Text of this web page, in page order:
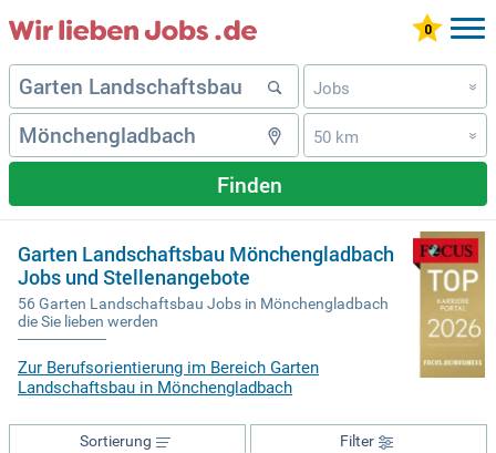
Jobs »
50 km »
Finden
Garten Landschaftsbau Mönchengladbach
Jobs und Stellenangebote
56 Garten Landschaftsbau Jobs in Mönchengladbach
die Sie lieben werden
Zur Berufsorientierung im Bereich Garten
Landschaftsbau in Mönchengladbach
Filter
Sortierung